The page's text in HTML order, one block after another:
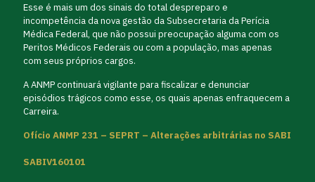
Esse é mais um dos sinais do total despreparo e
incompetência da nova gestão da Subsecretaria da Perícia
Médica Federal, que não possui preocupação alguma com os
Peritos Médicos Federais ou com a população, mas apenas
com seus próprios cargos.
A ANMP continuará vigilante para fiscalizar e denunciar
episódios trágicos como esse, os quais apenas enfraquecem a
Carreira.
Ofício ANMP 231 – SEPRT – Alterações arbitrárias no SABI
SABIV160101